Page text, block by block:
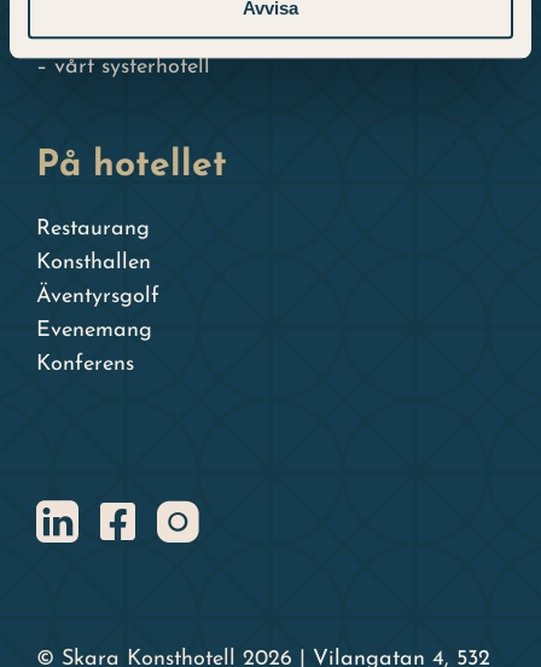
Avvisa
Skara Stadshotell
– vårt systerhotell
På hotellet
Restaurang
Konsthallen
Äventyrsgolf
Evenemang
Konferens
© Skara Konsthotell 2026 | Vilangatan 4, 532